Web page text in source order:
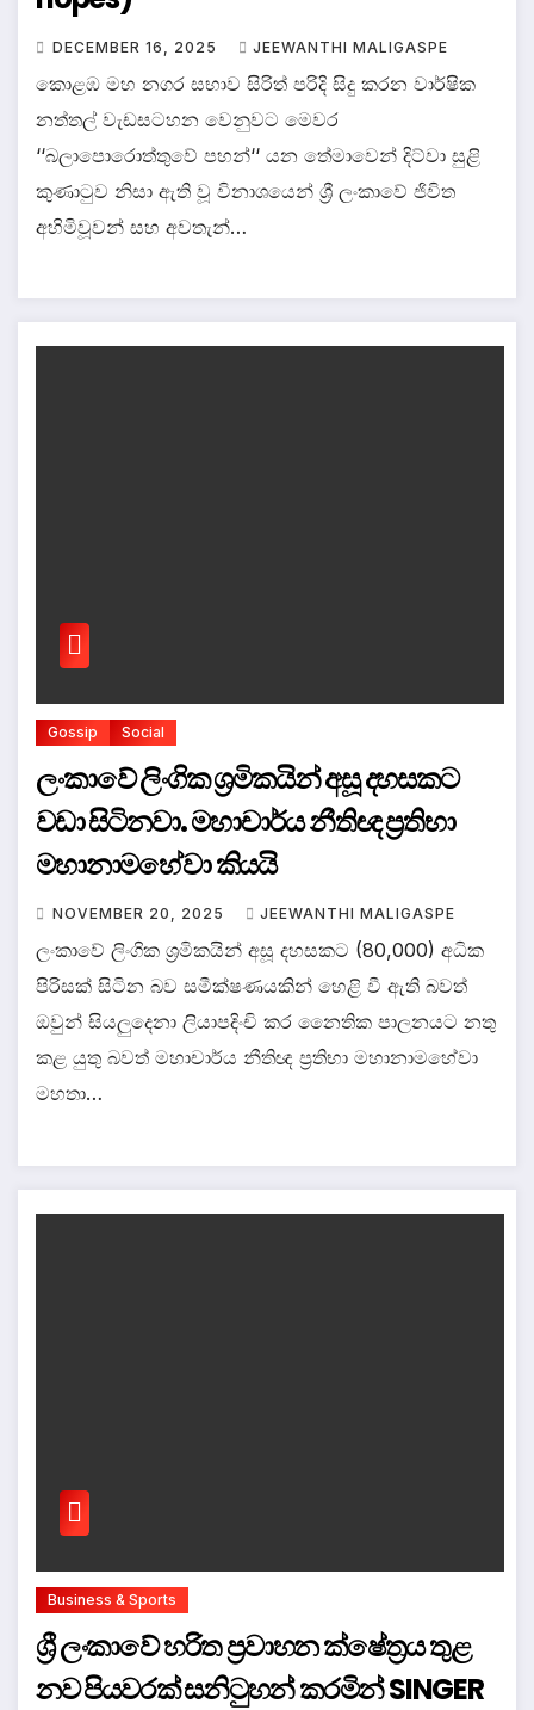
DECEMBER 16, 2025 JEEWANTHI MALIGASPE
කොළඹ මහ නගර සභාව සිරිත් පරිදි සිදු කරන වාර්ෂික
නත්තල් වැඩසටහන වෙනුවට මෙවර
‘‘බලාපොරොත්තුවේ පහන්‘‘ යන තේමාවෙන් දිට්වා සුළි
කුණාටුව නිසා ඇති වූ විනාශයෙන් ශ්‍රී ලංකාවේ ජිවිත
අහිමිවූවන් සහ අවතැන්…
Gossip Social
ලංකාවේ ලිංගික ශ්‍රමිකයින් අසූ දහසකට
වඩා සිටිනවා. මහාචාර්ය නීතිඥ ප්‍රතිභා
මහානාමහේවා කියයි
NOVEMBER 20, 2025 JEEWANTHI MALIGASPE
ලංකාවේ ලිංගික ශ්‍රමිකයින් අසූ දහසකට (80,000) අධික
පිරිසක් සිටින බව සමීක්ෂණයකින් හෙළි වී ඇති බවත්
ඔවුන් සියලුදෙනා ලියාපදිංචි කර නෛතික පාලනයට නතු
කළ යුතු බවත් මහාචාර්ය නීතිඥ ප්‍රතිභා මහානාමහේවා
මහතා…
Business & Sports
ශ්‍රී ලංකාවේ හරිත ප්‍රවාහන ක්ෂේත්‍රය තුළ
නව පියවරක් සනිටුහන් කරමින් SINGER